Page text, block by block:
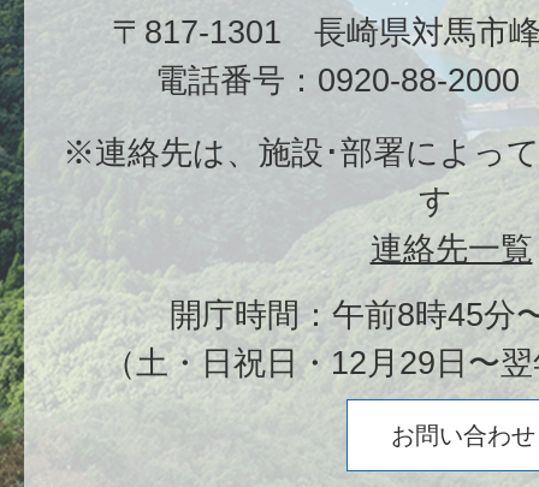
〒817-1301 長崎県対馬市
電話番号：0920-88-2000
※連絡先は、施設･部署によっ
す
連絡先一覧
開庁時間：午前8時45分
（土・日祝日・12月29日〜
お問い合わせ